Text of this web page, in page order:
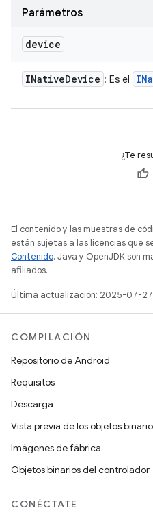
Parámetros
device
INativeDevice : Es el
¿Te
El contenido y las muestras de
están sujetas a las licencias que
Contenido. Java y OpenJDK son
afiliados.
Última actualización: 2025-07-27
COMPILACIÓN
Repositorio de Android
Requisitos
Descarga
Vista previa de los objetos
Imágenes de fábrica
Objetos binarios del controlador
CONÉCTATE